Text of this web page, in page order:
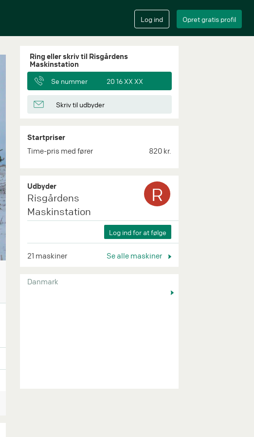
Ring eller skriv til Risgårdens
Maskinstation
Se nummer 20 16 XX XX
Skriv til udbyder
Startpriser
Time-pris med fører
820 kr.
Udbyder
Risgårdens
Maskinstation
R
21 maskiner Se alle maskiner
Danmark